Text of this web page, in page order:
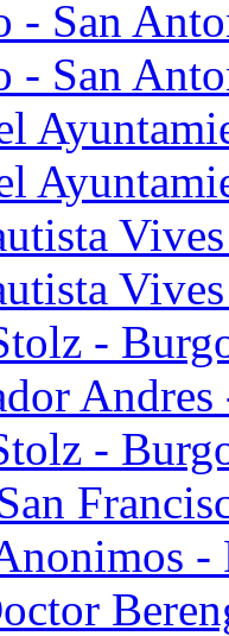
- San
- San
-
Andres
-